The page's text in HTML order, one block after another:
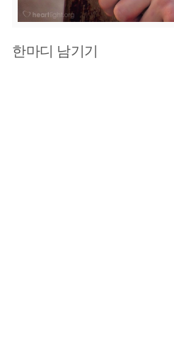
한마디 남기기